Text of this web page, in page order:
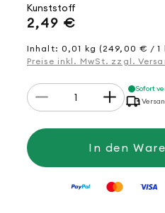
Kunststoff
Normaler
Preis
2,49 €
Inhalt: 0,01 kg (249,00 € / 1
Preise inkl. MwSt. zzgl.
Anzahl
Verringere
die
für
Stricknadeln
Erhöhe
die
Nadelmaß
für
Stricknadeln
Sofort
In den